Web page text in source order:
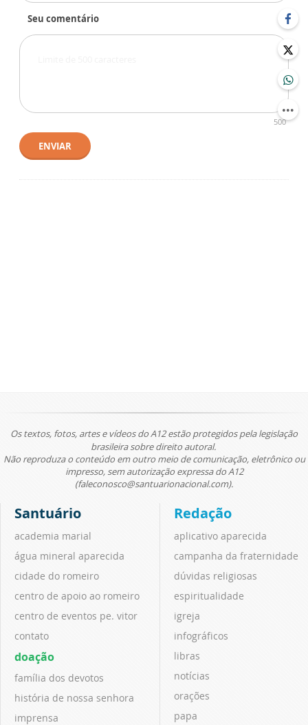
Seu comentário
500
ENVIAR
Os textos, fotos, artes e vídeos do A12 estão protegidos pela legislação
brasileira sobre direito autoral.
Não reproduza o conteúdo em outro meio de comunicação, eletrônico ou
impresso, sem autorização expressa do A12
(faleconosco@santuarionacional.com).
Santuário
academia marial
água mineral aparecida
cidade do romeiro
centro de apoio ao romeiro
centro de eventos pe. vitor
contato
doação
família dos devotos
história de nossa senhora
imprensa
Redação
aplicativo aparecida
campanha da fraternidade
dúvidas religiosas
espiritualidade
igreja
infográficos
libras
notícias
orações
papa